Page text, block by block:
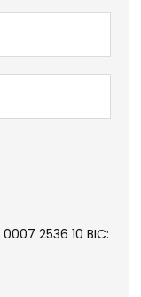
2536 10 BIC: